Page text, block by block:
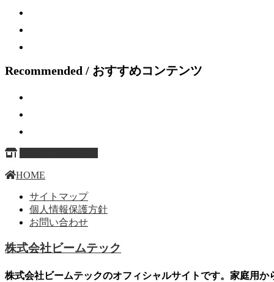
Recommended / おすすめコンテンツ
HOME
サイトマップ
個人情報保護方針
お問い合わせ
株式会社ビームテック
株式会社ビームテックのオフィシャルサイトです。家庭用か